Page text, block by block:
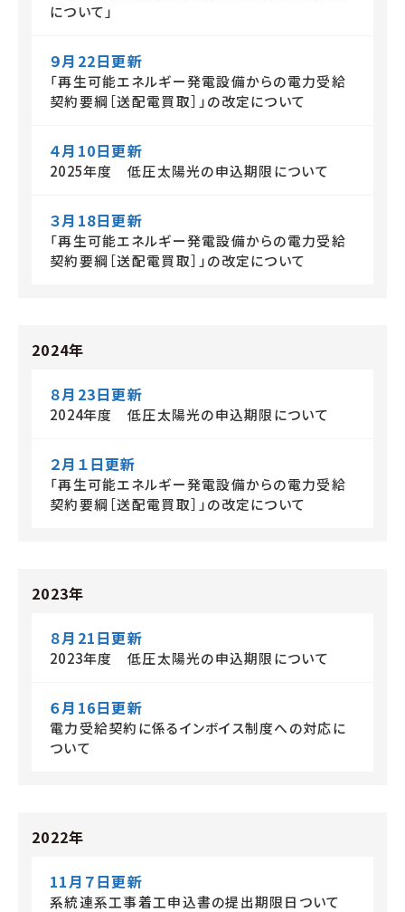
について」
９月22日更新
「再生可能エネルギー発電設備からの電力受給
契約要綱［送配電買取］」の改定について
４月10日更新
2025年度 低圧太陽光の申込期限について
３月18日更新
「再生可能エネルギー発電設備からの電力受給
契約要綱［送配電買取］」の改定について
2024年
８月23日更新
2024年度 低圧太陽光の申込期限について
２月１日更新
「再生可能エネルギー発電設備からの電力受給
契約要綱［送配電買取］」の改定について
2023年
８月21日更新
2023年度 低圧太陽光の申込期限について
６月16日更新
電力受給契約に係るインボイス制度への対応に
ついて
2022年
11月７日更新
系統連系工事着工申込書の提出期限日ついて